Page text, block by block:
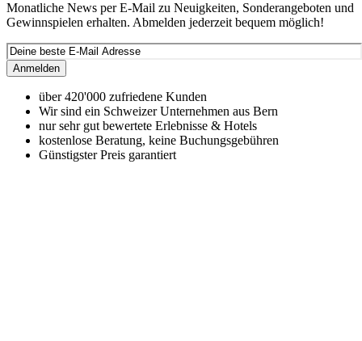
Monatliche News per E-Mail zu Neuigkeiten, Sonderangeboten und
Gewinnspielen erhalten. Abmelden jederzeit bequem möglich!
Anmelden
über 420'000 zufriedene Kunden
Wir sind ein Schweizer Unternehmen aus Bern
nur sehr gut bewertete Erlebnisse & Hotels
kostenlose Beratung, keine Buchungsgebühren
Günstigster Preis garantiert